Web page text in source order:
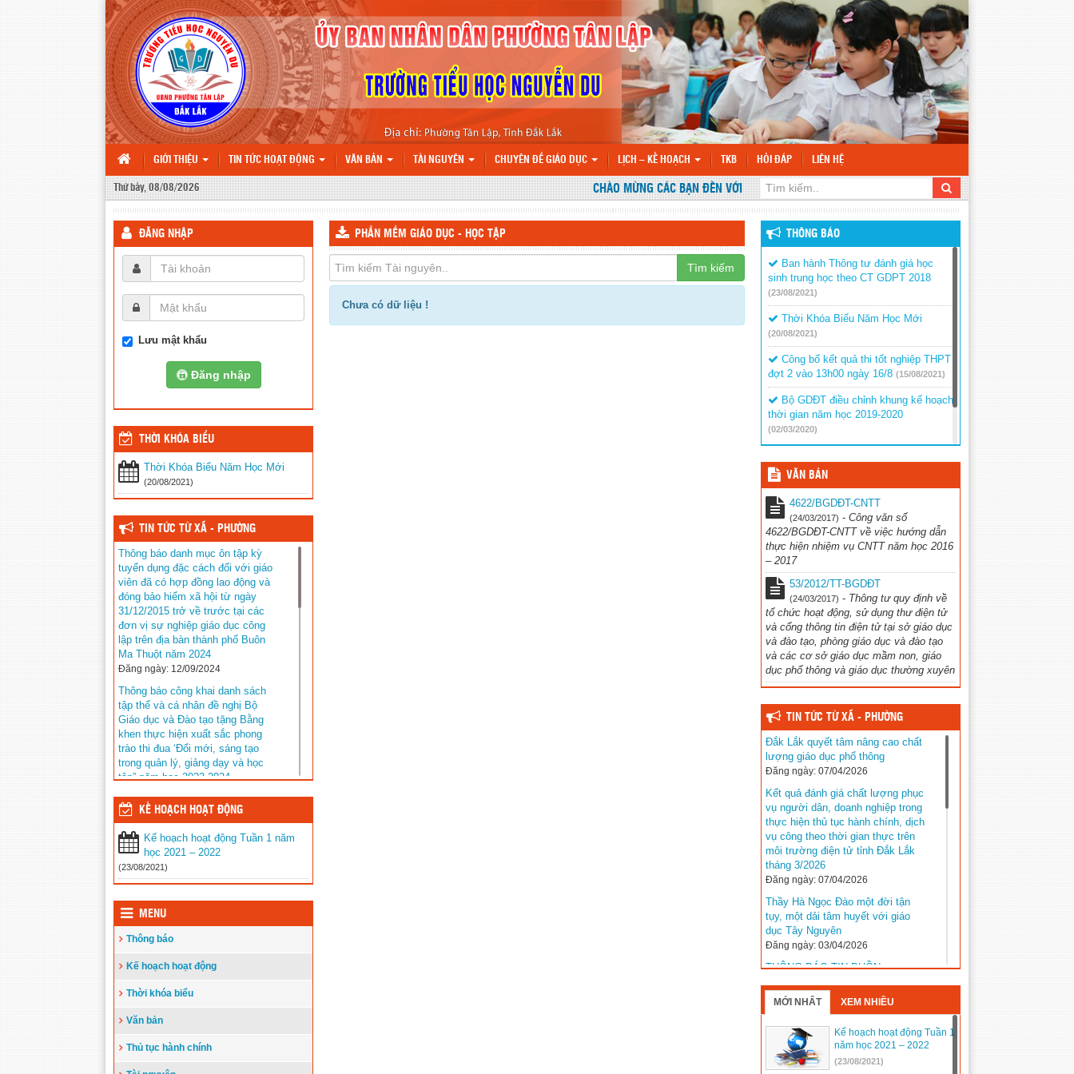
GIỚI THIỆU TIN TỨC HOẠT ĐỘNG VĂN BẢN TÀI NGUYÊN CHUYÊN ĐỀ GIÁO DỤC LỊCH – KẾ HOẠCH TKB HỎI ĐÁP LIÊN HỆ
Thứ bảy, 08/08/2026 CHÀO MỪNG CÁC BẠN ĐẾN VỚI WEBSITE TRƯỜNG THCS TÂN LỢI
PHẦN MỀM GIÁO DỤC - HỌC TẬP
Tìm kiếm
Chưa có dữ liệu !
ĐĂNG NHẬP
Lưu mật khẩu
Đăng nhập
THỜI KHÓA BIỂU
Thời Khóa Biểu Năm Học Mới
(20/08/2021)
TIN TỨC TỪ XÃ - PHƯỜNG
Thông báo danh mục ôn tập kỳ
tuyển dụng đặc cách đối với giáo
viên đã có hợp đồng lao động và
đóng bảo hiểm xã hội từ ngày
31/12/2015 trở về trước tại các
đơn vị sự nghiệp giáo dục công
lập trên địa bàn thành phố Buôn
Ma Thuột năm 2024
Đăng ngày: 12/09/2024
Thông báo công khai danh sách
tập thể và cá nhân đề nghị Bộ
Giáo dục và Đào tạo tặng Bằng
khen thực hiện xuất sắc phong
trào thi đua ‘Đổi mới, sáng tạo
trong quản lý, giảng dạy và học
tập” năm học 2023-2024
Kết quả tuyển sinh vào lớp 6 năm
học 2024-2025 trường THCS Phan
Chu Trinh
Đăng ngày: 13/06/2024
Thông tư ban hành Quy chế thực
dục và đào tạo thuộc hệ thống
Đăng ngày: 14/05/2024
LỊCH CÔNG TÁC TUẦN TỪ
NGÀY 01/4/2024 ĐẾN NGÀY
07/4/2024
Hội thi An toàn giao thông bậc
mầm non, sân chơi sôi nổi và bổ
ích
Đăng ngày: 28/03/2024
KẾ HOẠCH HOẠT ĐỘNG
Kế hoạch hoạt động Tuần 1 năm
học 2021 – 2022
(23/08/2021)
MENU
Thông báo
Kế hoạch hoạt động
Thời khóa biểu
Văn bản
Thủ tục hành chính
THÔNG BÁO
Ban hành Thông tư đánh giá học
sinh trung học theo CT GDPT 2018
(23/08/2021)
Thời Khóa Biểu Năm Học Mới
(20/08/2021)
Công bố kết quả thi tốt nghiệp THPT
đợt 2 vào 13h00 ngày 16/8 (15/08/2021)
Bộ GDĐT điều chỉnh khung kế hoạch
thời gian năm học 2019-2020
(02/03/2020)
định sách giáo khoa lớp 1
VĂN BẢN
4622/BGDĐT-CNTT
(24/03/2017) - Công văn số
4622/BGDĐT-CNTT về việc hướng dẫn
thực hiện nhiệm vụ CNTT năm học 2016
– 2017
53/2012/TT-BGDĐT
(24/03/2017) - Thông tư quy định về
tổ chức hoạt động, sử dụng thư điện tử
và cổng thông tin điện tử tại sở giáo dục
và đào tạo, phòng giáo dục và đào tạo
và các cơ sở giáo dục mầm non, giáo
dục phổ thông và giáo dục thường xuyên
TIN TỨC TỪ XÃ - PHƯỜNG
Đắk Lắk quyết tâm nâng cao chất
lượng giáo dục phổ thông
Đăng ngày: 07/04/2026
Kết quả đánh giá chất lượng phục
vụ người dân, doanh nghiệp trong
thực hiện thủ tục hành chính, dịch
vụ công theo thời gian thực trên
môi trường điện tử tỉnh Đắk Lắk
tháng 3/2026
Đăng ngày: 07/04/2026
Thầy Hà Ngọc Đào một đời tận
tụy, một dải tâm huyết với giáo
dục Tây Nguyên
Đăng ngày: 03/04/2026
THÔNG BÁO TIN BUỒN
Kế hoạch tuyển sinh năm học
2026–2027 trên địa bàn tỉnh Đắk
Đăng ngày: 31/03/2026
Đắk Lắk khẳng định vị thế với 5
MỚI NHẤT XEM NHIỀU
Kế hoạch hoạt động Tuần 1
năm học 2021 – 2022
(23/08/2021)